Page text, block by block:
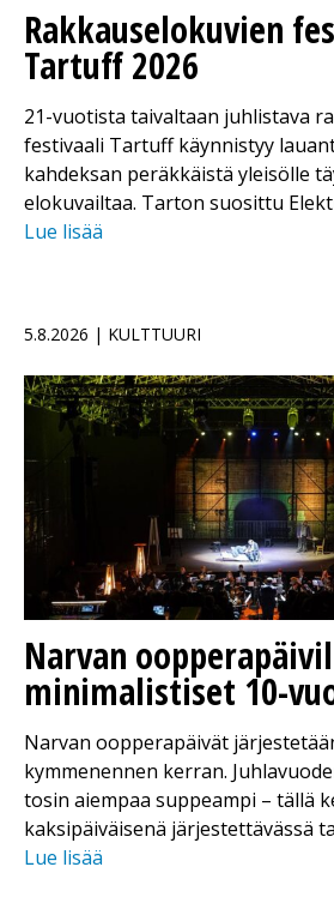
Rakkauselokuvien
Tartuff 2026
21-vuotista taivaltaan juhlistava
festivaali Tartuff käynnistyy
kahdeksan peräkkäistä yleisölle
elokuvailtaa. Tarton suosittu
Lue lisää
5.8.2026 | KULTTUURI
Narvan
minimalistiset 10-
Narvan oopperapäivät
kymmenennen kerran.
tosin aiempaa suppeampi – tällä
kaksipäiväisenä järjestettävässä
Lue lisää